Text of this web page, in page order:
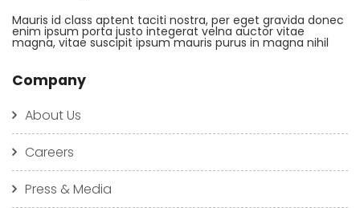
Mauris id class aptent taciti nostra, per eget gravida donec
enim ipsum porta justo integerat velna auctor vitae
magna, vitae suscipit ipsum mauris purus in magna nihil
Company
About Us
Careers
Press & Media